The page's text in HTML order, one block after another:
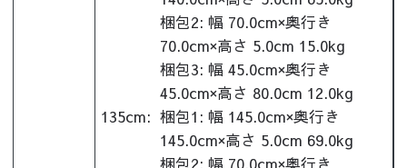
梱包2: 幅 70.0cm×奥行き
70.0cm×高さ 5.0cm 15.0kg
梱包3: 幅 45.0cm×奥行き
45.0cm×高さ 80.0cm 12.0kg
135cm: 梱包1: 幅 145.0cm×奥行き
145.0cm×高さ 5.0cm 69.0kg